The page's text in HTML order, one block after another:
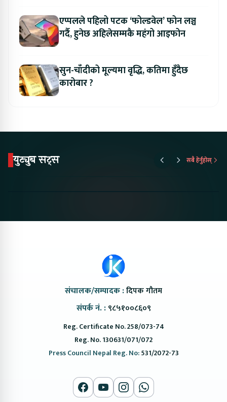
एप्पलले पहिलो पटक ‘फोल्डवेल’ फोन लञ्च
गर्दै, हुनेछ अहिलेसम्मकै महंगो आइफोन
सुन-चाँदीको मूल्यमा वृद्धि, कतिमा हुँदैछ
कारोबार ?
युट्युब सट्स सबै हेर्नुहोस्
संचालक/सम्पादक :दिपक गौतम
संपर्क नं. : ९८५१००८६०९
Reg. Certificate No. 258/073-74
Reg. No. 130631/071/072
Press Council Nepal Reg. No:531/2072-73